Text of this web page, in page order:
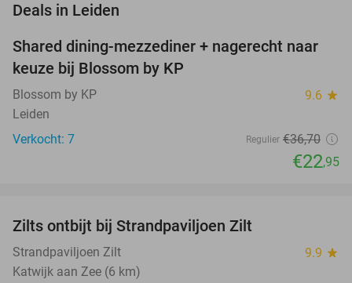
Deals in Leiden
37%
TODAY
Shared dining-mezzediner + nagerecht naar
keuze bij Blossom by KP
Blossom by KP 9.6 star
Leiden
Verkocht: 7
Regulier €36,70
€22,95
Zilts ontbijt bij Strandpaviljoen Zilt
Strandpaviljoen Zilt 9.9 star
Katwijk aan Zee (6 km)